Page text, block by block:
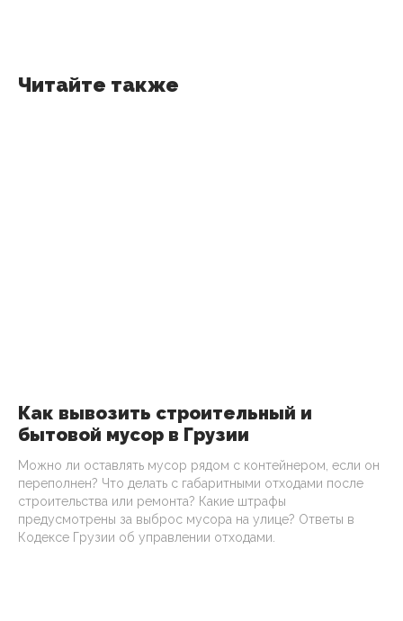
Читайте также
Как вывозить строительный и
бытовой мусор в Грузии
Можно ли оставлять мусор рядом с контейнером, если он
переполнен? Что делать с габаритными отходами после
строительства или ремонта? Какие штрафы
предусмотрены за выброс мусора на улице? Ответы в
Кодексе Грузии об управлении отходами.